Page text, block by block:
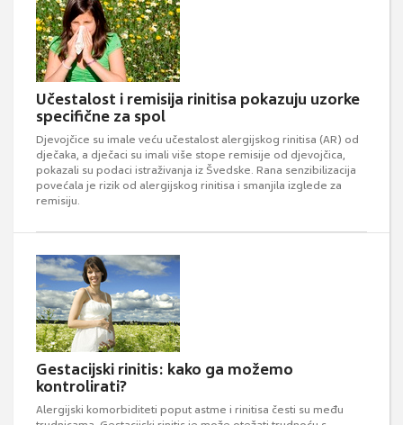
Učestalost i remisija rinitisa pokazuju uzorke
specifične za spol
Djevojčice su imale veću učestalost alergijskog rinitisa (AR) od
dječaka, a dječaci su imali više stope remisije od djevojčica,
pokazali su podaci istraživanja iz Švedske. Rana senzibilizacija
povećala je rizik od alergijskog rinitisa i smanjila izglede za
remisiju.
Gestacijski rinitis: kako ga možemo
kontrolirati?
Alergijski komorbiditeti poput astme i rinitisa česti su među